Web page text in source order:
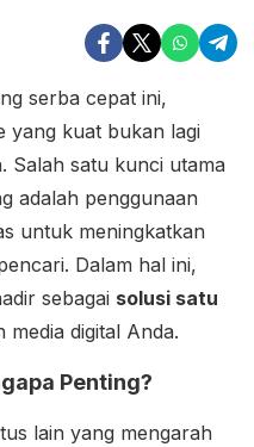
serba cepat ini,
yang kuat bukan lagi
Salah satu kunci utama
adalah penggunaan
untuk meningkatkan
Dalam hal ini,
sebagai solusi satu
digital Anda.
Penting?
lain yang mengarah